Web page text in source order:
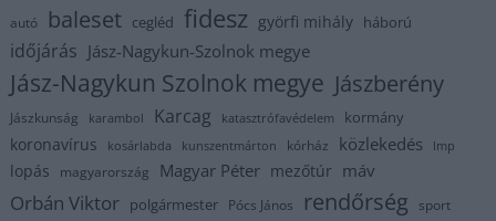
autó baleset cegléd fidesz györfi mihály háború
időjárás Jász-Nagykun-Szolnok megye
Jász-Nagykun Szolnok megye Jászberény
Jászkunság karambol Karcag katasztrófavédelem kormány
koronavírus kosárlabda kunszentmárton kórház közlekedés lmp
lopás magyarország Magyar Péter mezőtúr máv
Orbán Viktor polgármester Pócs János rendőrség sport